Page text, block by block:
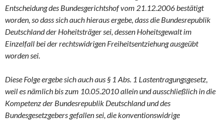
Entscheidung des Bundesgerichtshof vom 21.12.2006 bestätigt
worden, so dass sich auch hieraus ergebe, dass die Bundesrepublik
Deutschland der Hoheitsträger sei, dessen Hoheitsgewalt im
Einzelfall bei der rechtswidrigen Freiheitsentziehung ausgeübt
worden sei.
Diese Folge ergebe sich auch aus § 1 Abs. 1 Lastentragungsgesetz,
weil es nämlich bis zum 10.05.2010 allein und ausschließlich in die
Kompetenz der Bundesrepublik Deutschland und des
Bundesgesetzgebers gefallen sei, die konventionswidrige